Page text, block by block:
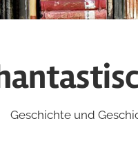
Geschichte und